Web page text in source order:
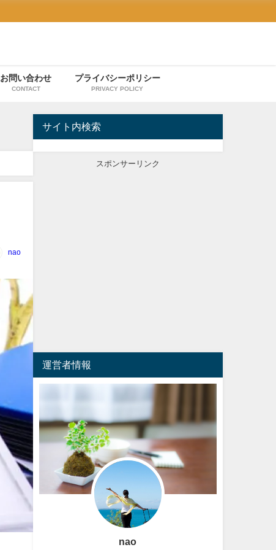
お問い合わせ
CONTACT
プライバシーポリシー
PRIVACY POLICY
nao
サイト内検索
スポンサーリンク
運営者情報
nao